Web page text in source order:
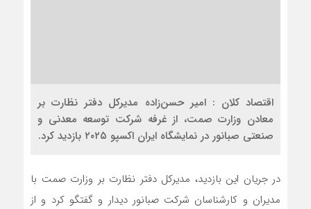
اقتصاد کلان : امیر حسن‌زاده مدیرکل دفتر نظارت بر
معادن وزارت صمت، از غرفه شرکت توسعه معدنی و
صنعتی صبانور در نمایشگاه ایران اکسپو ۲۰۲۵ بازدید کرد.
در جریان این بازدید، مدیرکل دفتر نظارت بر وزارت صمت با
مدیران و کارشناسان شرکت صبانور دیدار و گفتگو کرد و از